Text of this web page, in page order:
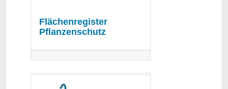
Flächenregister
Pflanzenschutz